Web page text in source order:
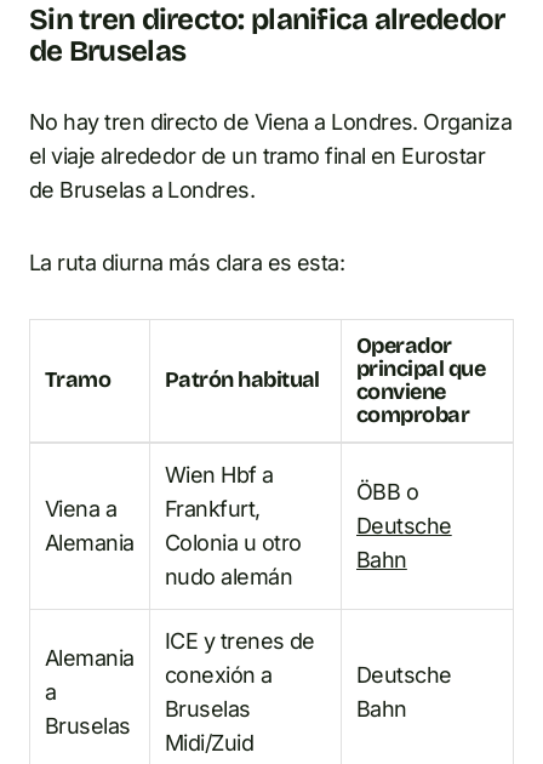
Sin tren directo: planifica alrededor
de Bruselas
No hay tren directo de Viena a Londres. Organiza
el viaje alrededor de un tramo final en Eurostar
de Bruselas a Londres.
La ruta diurna más clara es esta:
Tramo Patrón habitual
Operador
principal que
conviene
comprobar
Viena a
Alemania
Wien Hbf a
Frankfurt,
Colonia u otro
nudo alemán
ÖBB o
Deutsche
Bahn
Alemania
a
Bruselas
ICE y trenes de
conexión a
Bruselas
Midi/Zuid
Deutsche
Bahn